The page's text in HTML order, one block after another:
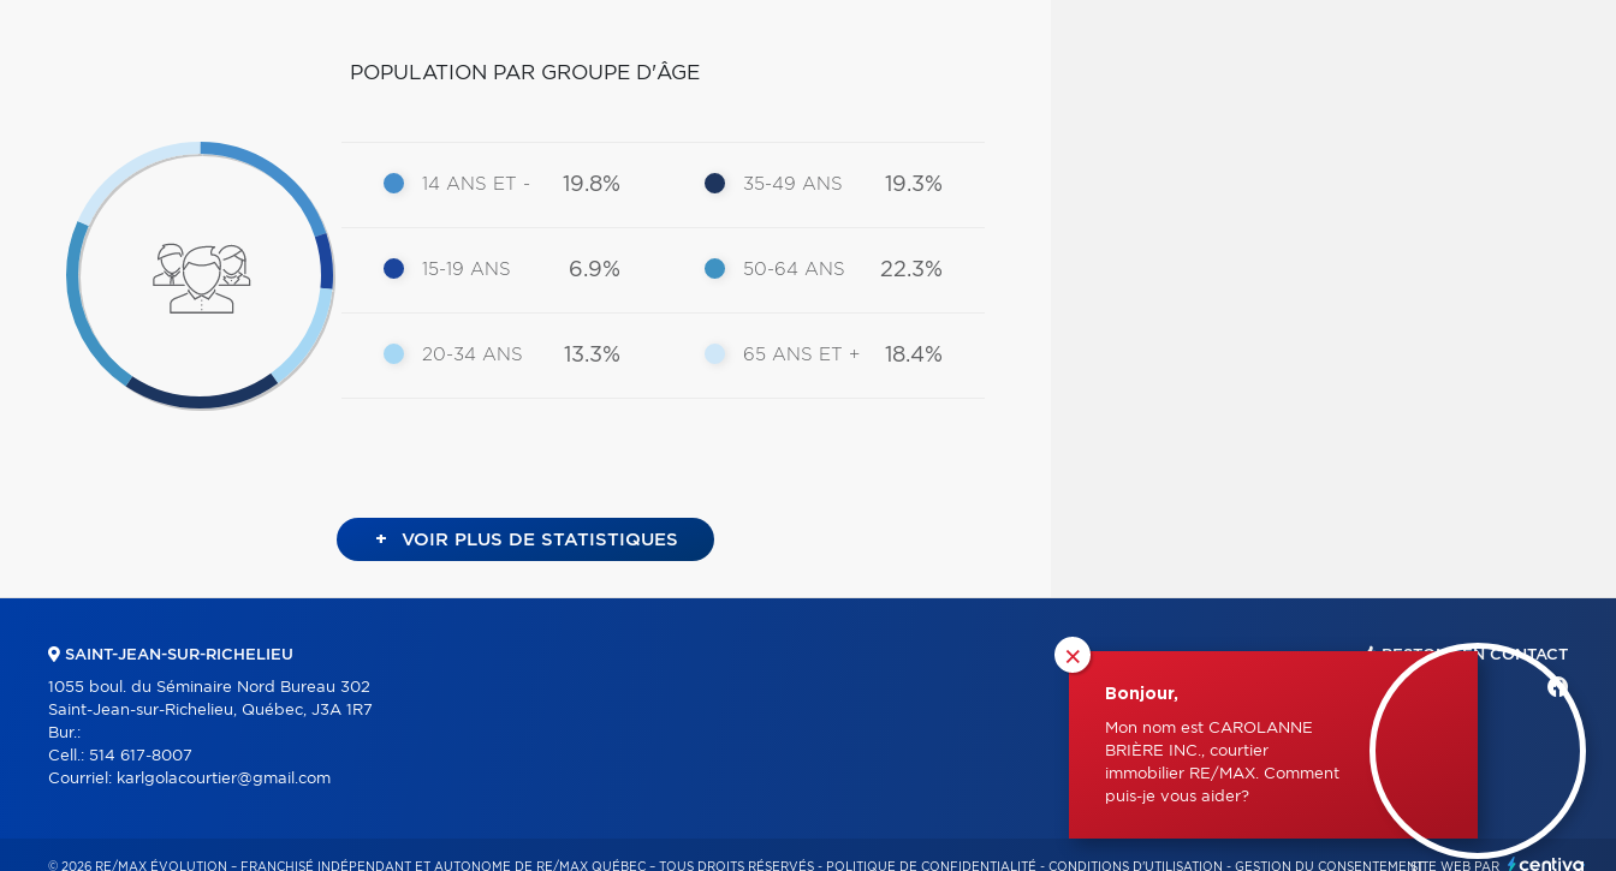
POPULATION PAR GROUPE D'ÂGE
14 ANS ET - 19.8%
15-19 ANS 6.9%
20-34 ANS 13.3%
35-49 ANS 19.3%
50-64 ANS 22.3%
65 ANS ET + 18.4%
+ VOIR PLUS DE STATISTIQUES
×
Bonjour,
Mon nom est CAROLANNE
BRIÈRE INC., courtier
immobilier RE/MAX. Comment
puis-je vous aider?
SAINT-JEAN-SUR-RICHELIEU
1055 boul. du Séminaire Nord Bureau 302
Saint-Jean-sur-Richelieu, Québec, J3A 1R7
Bur.:
Cell.: 514 617-8007
Courriel: karlgolacourtier@gmail.com
RESTONS EN CONTACT
© 2026 RE/MAX ÉVOLUTION – FRANCHISÉ INDÉPENDANT ET AUTONOME DE RE/MAX QUÉBEC – TOUS DROITS RÉSERVÉS - POLITIQUE DE CONFIDENTIALITÉ - CONDITIONS D'UTILISATION - GESTION DU CONSENTEMENTSITE WEB PAR